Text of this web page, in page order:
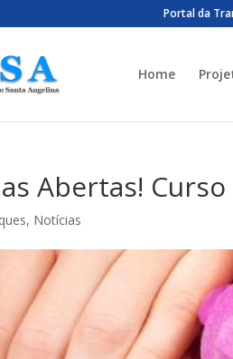
Portal da
Home
Abertas!
, Notícias